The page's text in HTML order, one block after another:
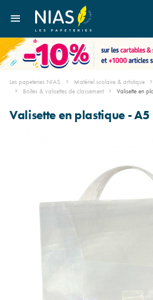
Les papeteries NIAS Matériel scolaire & artistique
Boîtes & valisettes de classement
Valisette en
Valisette en plastique - A5